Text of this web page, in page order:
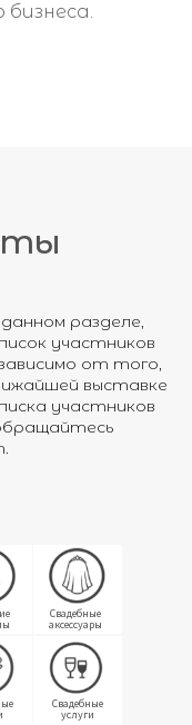
бизнеса.
разделе,
участников
от того,
выставке
участников
G H I J K L M
Свадебные
аксессуары
Свадебные
услуги